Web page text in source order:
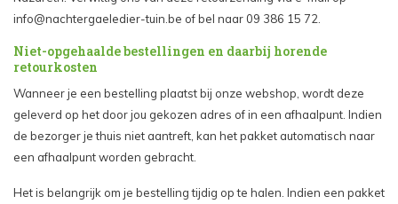
info@nachtergaeledier-tuin.be of bel naar 09 386 15 72.
Niet-opgehaalde bestellingen en daarbij horende
retourkosten
Wanneer je een bestelling plaatst bij onze webshop, wordt deze
geleverd op het door jou gekozen adres of in een afhaalpunt. Indien
de bezorger je thuis niet aantreft, kan het pakket automatisch naar
een afhaalpunt worden gebracht.
Het is belangrijk om je bestelling tijdig op te halen. Indien een pakket